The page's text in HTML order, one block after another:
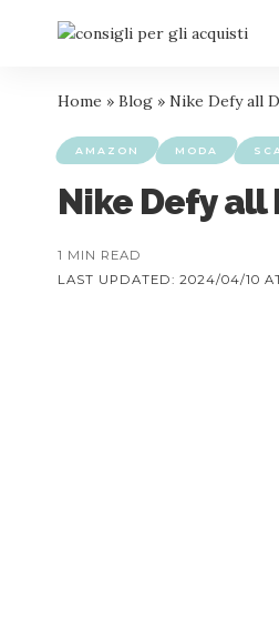
Home » Blog » Nike Defy all
AMAZON MODA
Nike Defy all
LAST UPDATED: 2024/04/10
1 MIN READ